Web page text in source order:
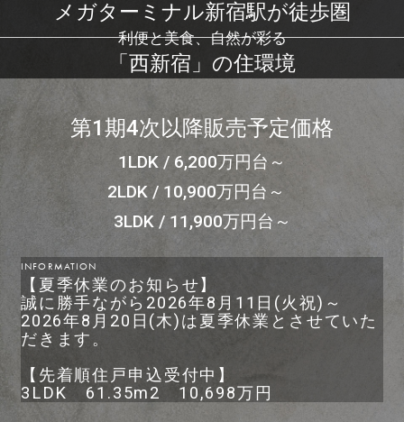
メガターミナル新宿駅が徒歩圏
利便と美食、自然が彩る
「西新宿」の住環境
第1期4次以降販売予定価格
1LDK / 6,200万円台～
2LDK / 10,900万円台～
3LDK / 11,900万円台～
INFORMATION
【夏季休業のお知らせ】
誠に勝手ながら2026年8月11日(火祝)～
2026年8月20日(木)は夏季休業とさせていた
だきます。
【先着順住戸申込受付中】
3LDK 61.35m2 10,698万円